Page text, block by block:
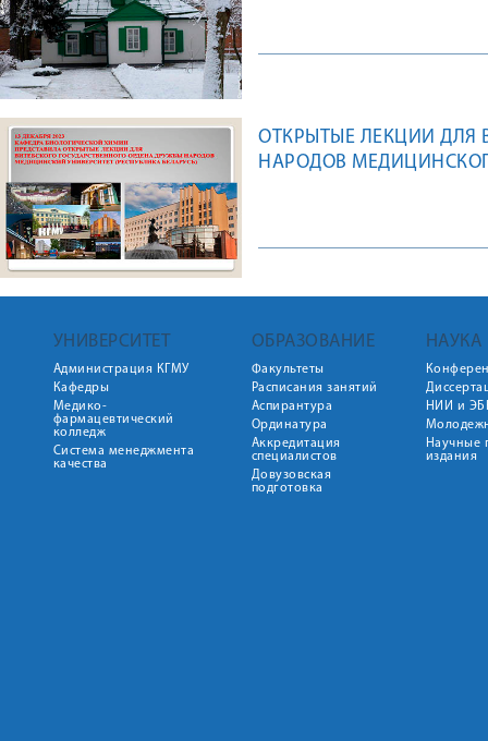
ОТКРЫТЫЕ ЛЕКЦИИ ДЛЯ
НАРОДОВ
УНИВЕРСИТЕТ
Администрация КГМУ
Кафедры
Медико-
фармацевтический
колледж
Система менеджмента
качества
ОБРАЗОВАНИЕ
Факультеты
Расписания занятий
Аспирантура
Ординатура
Аккредитация
специалистов
Довузовская
подготовка
НАУКА
НИИ и
Научные
издания